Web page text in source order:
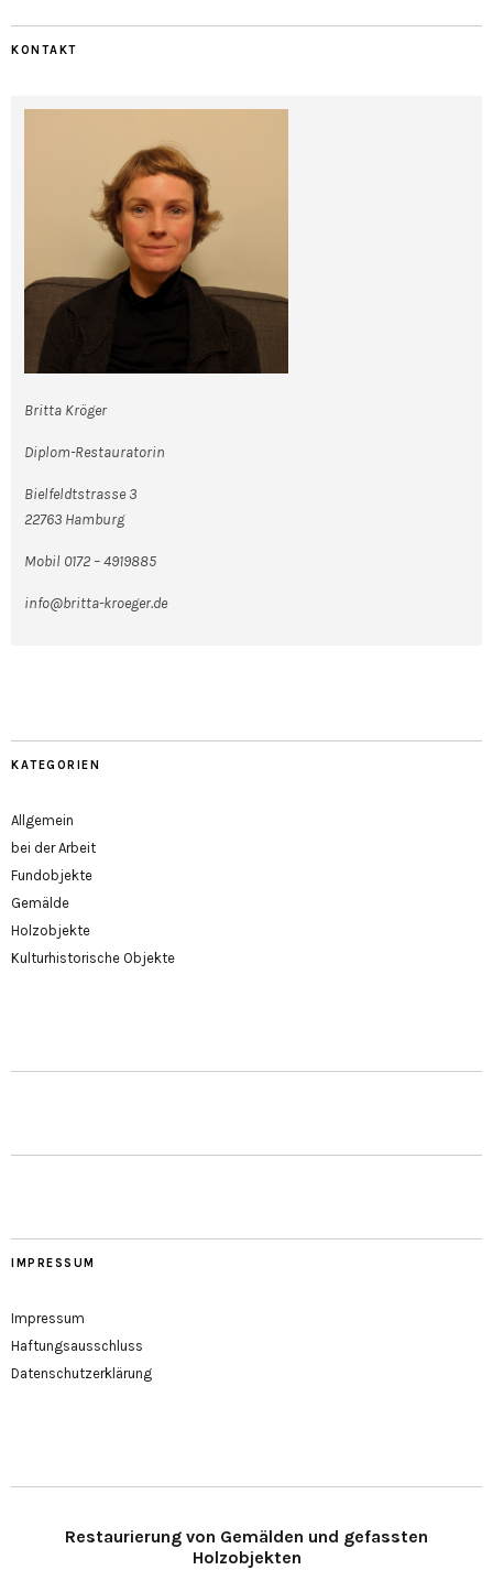
KONTAKT
Britta Kröger
Diplom-Restauratorin
Bielfeldtstrasse 3
22763 Hamburg
Mobil 0172 – 4919885
info@britta-kroeger.de
KATEGORIEN
Allgemein
bei der Arbeit
Fundobjekte
Gemälde
Holzobjekte
Kulturhistorische Objekte
IMPRESSUM
Impressum
Haftungsausschluss
Datenschutzerklärung
Restaurierung von Gemälden und gefassten
Holzobjekten